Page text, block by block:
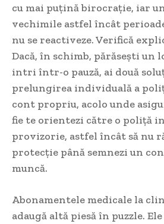
cu mai puțină birocrație, iar
vechimile astfel încât
nu se reactiveze. Verifică
Dacă, în schimb, părăsești un
intri într-o pauză, ai două
prelungirea individuală a
cont propriu, acolo unde
fie te orientezi către o poliță
provizorie, astfel încât să nu
protecție până semnezi un
muncă.
Abonamentele medicale la
adaugă altă piesă în puzzle.